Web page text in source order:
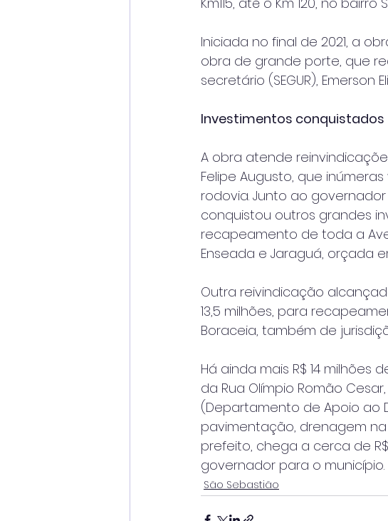
Iniciada no final de 2021, a
obra de grande porte, que
secretário (SEGUR), Emerson
Investimentos conquistados
A obra atende
Felipe Augusto, que
rodovia. Junto ao
conquistou outros grandes
recapeamento de toda a
Enseada e Jaraguá, orçada
Outra reivindicação
13,5 milhões, para
Boraceia, também de
Há ainda mais R$ 14
da Rua Olímpio Romão Cesar,
(Departamento de Apoio ao
pavimentação, drenagem
prefeito, chega a cerca de
governador para o município.
São Sebastião